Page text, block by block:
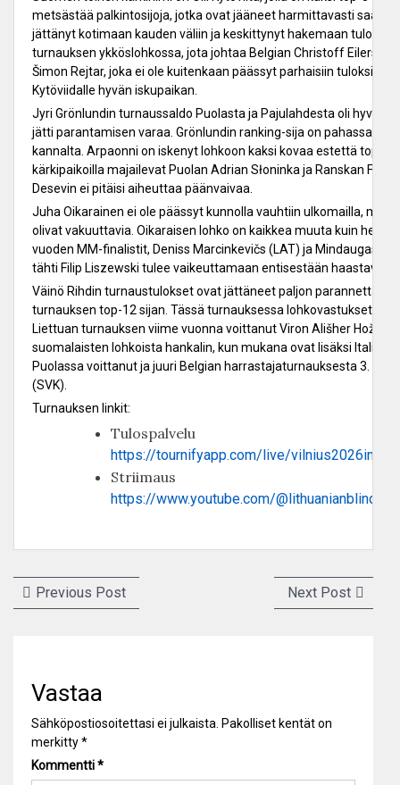
metsästää palkintosijoja, jotka ovat jääneet harmittavasti
jättänyt kotimaan kauden väliin ja keskittynyt hakemaan tulosta
turnauksen ykköslohkossa, jota johtaa Belgian Christoff Eilers.
Šimon Rejtar, joka ei ole kuitenkaan päässyt parhaisiin tuloksiin
Kytöviidalle hyvän iskupaikan.
Jyri Grönlundin turnaussaldo Puolasta ja Pajulahdesta oli hyvä,
jätti parantamisen varaa. Grönlundin ranking-sija on pahassa
kannalta. Arpaonni on iskenyt lohkoon kaksi kovaa estettä top-
kärkipaikoilla majailevat Puolan Adrian Słoninka ja Ranskan
Desevin ei pitäisi aiheuttaa päänvaivaa.
Juha Oikarainen ei ole päässyt kunnolla vauhtiin ulkomailla,
olivat vakuuttavia. Oikaraisen lohko on kaikkea muuta kuin
vuoden MM-finalistit, Deniss Marcinkevičs (LAT) ja Mindaugas
tähti Filip Liszewski tulee vaikeuttamaan entisestään haastavaa
Väinö Rihdin turnaustulokset ovat jättäneet paljon
turnauksen top-12 sijan. Tässä turnauksessa lohkovastukset
Liettuan turnauksen viime vuonna voittanut Viron Ališher
suomalaisten lohkoista hankalin, kun mukana ovat lisäksi Italian
Puolassa voittanut ja juuri Belgian harrastajaturnauksesta 3.
(SVK).
Turnauksen linkit:
Tulospalvelu
https://tournifyapp.com/live/
Striimaus
https://www.youtube.com/
Artikkelien
Previous PostPrevious
post:
Next PostNext
post:
Vastaa
Sähköpostiosoitettasi ei julkaista. Pakolliset kentät on
merkitty*
Kommentti*